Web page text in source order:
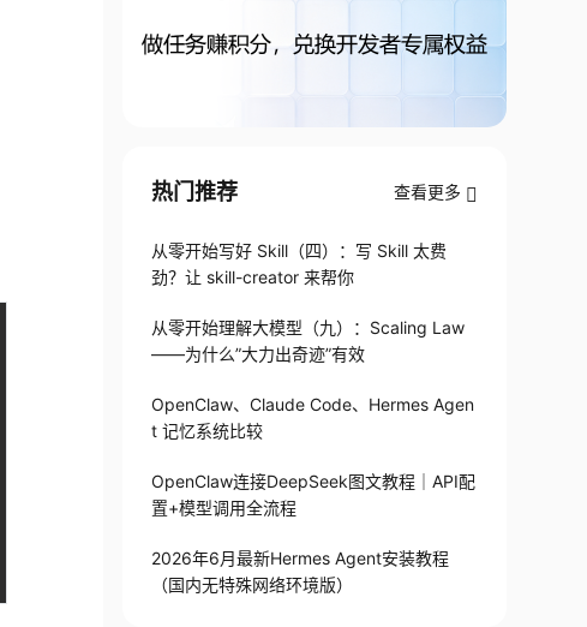
热门推荐 查看更多
从零开始写好 Skill（四）：写 Skill 太费
劲？让 skill-creator 来帮你
从零开始理解大模型（九）：Scaling Law
——为什么”大力出奇迹”有效
OpenClaw、Claude Code、Hermes Agen
t 记忆系统比较
OpenClaw连接DeepSeek图文教程｜API配
置+模型调用全流程
2026年6月最新Hermes Agent安装教程
（国内无特殊网络环境版）